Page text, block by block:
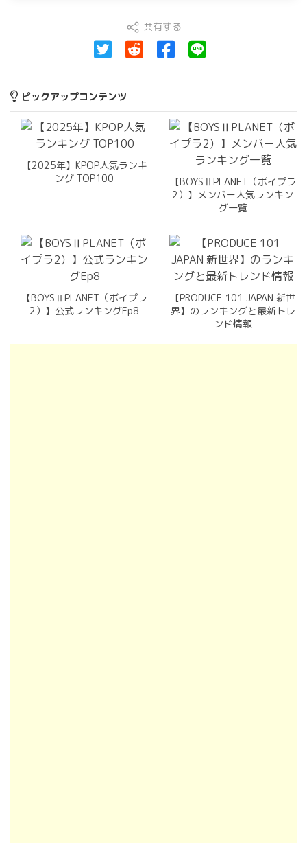
共有する
ピックアップコンテンツ
【2025年】KPOP人気ランキ
ング TOP100
【BOYSⅡPLANET（ボイプラ
2）】メンバー人気ランキン
グ一覧
【BOYSⅡPLANET（ボイプラ
2）】公式ランキングEp8
【PRODUCE 101 JAPAN 新世
界】のランキングと最新トレ
ンド情報